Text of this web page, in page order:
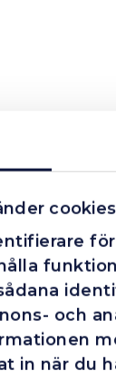
cookies
och
in när du